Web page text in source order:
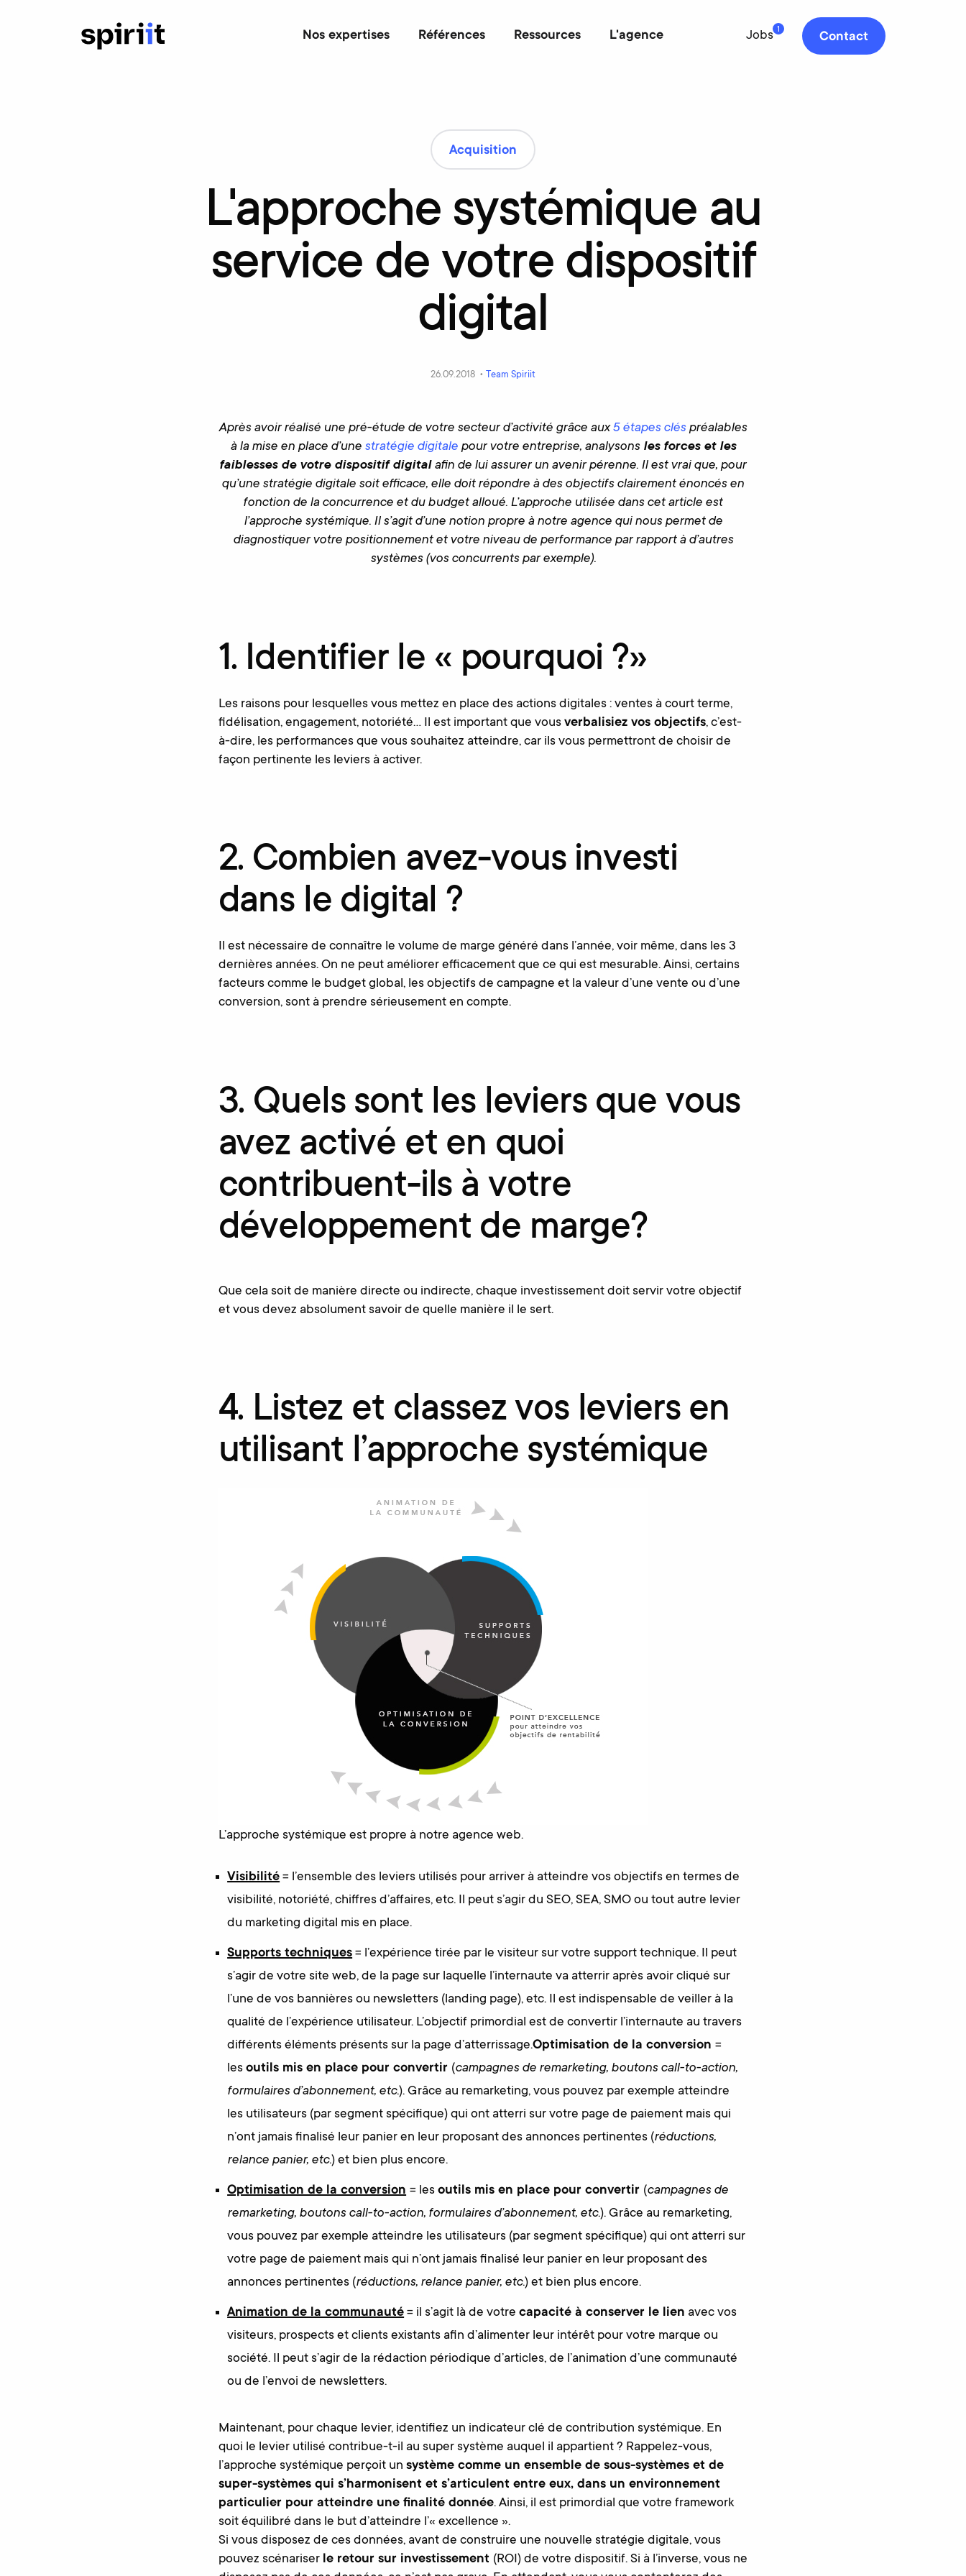
Nos expertises Références Ressources L'agence Jobs 1
Contact
Acquisition
L'approche systémique au
service de votre dispositif
digital
26.09.2018 • Team Spiriit
Après avoir réalisé une pré-étude de votre secteur d’activité grâce aux5 étapes cléspréalables
à la mise en place d’une stratégie digitalepour votre entreprise, analysonsles forces et les
faiblesses de votre dispositif digitalafin de lui assurer un avenir pérenne. Il est vrai que, pour
qu’une stratégie digitale soit efficace, elle doit répondre à des objectifs clairement énoncés en
fonction de la concurrence et du budget alloué. L’approche utilisée dans cet article est
l’approche systémique. Il s’agit d’une notion propre à notre agence qui nous permet de
diagnostiquer votre positionnement et votre niveau de performance par rapport à d’autres
systèmes (vos concurrents par exemple).
1. Identifier le « pourquoi ?»
Les raisons pour lesquelles vous mettez en place des actions digitales : ventes à court terme,
fidélisation, engagement, notoriété… Il est important que vous verbalisiez vos objectifs, c’est-
à-dire, les performances que vous souhaitez atteindre, car ils vous permettront de choisir de
façon pertinente les leviers à activer.
2. Combien avez-vous investi
dans le digital ?
Il est nécessaire de connaître le volume de marge généré dans l’année, voir même, dans les 3
dernières années. On ne peut améliorer efficacement que ce qui est mesurable. Ainsi, certains
facteurs comme le budget global, les objectifs de campagne et la valeur d’une vente ou d’une
conversion, sont à prendre sérieusement en compte.
3. Quels sont les leviers que vous
avez activé et en quoi
contribuent-ils à votre
développement de marge?
Que cela soit de manière directe ou indirecte, chaque investissement doit servir votre objectif
et vous devez absolument savoir de quelle manière il le sert.
4. Listez et classez vos leviers en
utilisant l’approche systémique
L’approche systémique est propre à notre agence web.
Visibilité = l’ensemble des leviers utilisés pour arriver à atteindre vos objectifs en termes de
visibilité, notoriété, chiffres d’affaires, etc. Il peut s’agir du SEO, SEA, SMO ou tout autre levier
du marketing digital mis en place.
Supports techniques = l’expérience tirée par le visiteur sur votre support technique. Il peut
s’agir de votre site web, de la page sur laquelle l’internaute va atterrir après avoir cliqué sur
l’une de vos bannières ou newsletters (landing page), etc. Il est indispensable de veiller à la
qualité de l’expérience utilisateur. L’objectif primordial est de convertir l’internaute au travers
différents éléments présents sur la page d’atterrissage.Optimisation de la conversion=
lesoutils mis en place pour convertir (campagnes de remarketing, boutons call-to-action,
formulaires d’abonnement, etc.). Grâce au remarketing, vous pouvez par exemple atteindre
les utilisateurs (par segment spécifique) qui ont atterri sur votre page de paiement mais qui
n’ont jamais finalisé leur panier en leur proposant des annonces pertinentes (réductions,
relance panier, etc.) et bien plus encore.
Optimisation de la conversion = lesoutils mis en place pour convertir (campagnes de
remarketing, boutons call-to-action, formulaires d’abonnement, etc.). Grâce au remarketing,
vous pouvez par exemple atteindre les utilisateurs (par segment spécifique) qui ont atterri sur
votre page de paiement mais qui n’ont jamais finalisé leur panier en leur proposant des
annonces pertinentes (réductions, relance panier, etc.) et bien plus encore.
Animation de la communauté = il s’agit là de votrecapacité à conserver le lien avec vos
visiteurs, prospects et clients existants afin d’alimenter leur intérêt pour votre marque ou
société. Il peut s’agir de la rédaction périodique d’articles, de l’animation d’une communauté
ou de l’envoi de newsletters.
Maintenant, pour chaque levier, identifiez un indicateur clé de contribution systémique. En
quoi le levier utilisé contribue-t-il au super système auquel il appartient ? Rappelez-vous,
l’approche systémique perçoit un système comme un ensemble de sous-systèmes et de
super-systèmes qui s’harmonisent et s’articulent entre eux, dans un environnement
particulier pour atteindre une finalité donnée. Ainsi, il est primordial que votre framework
soit équilibré dans le but d’atteindre l’« excellence ».
Si vous disposez de ces données, avant de construire une nouvelle stratégie digitale, vous
pouvez scénariser le retour sur investissement (ROI) de votre dispositif. Si à l’inverse, vous ne